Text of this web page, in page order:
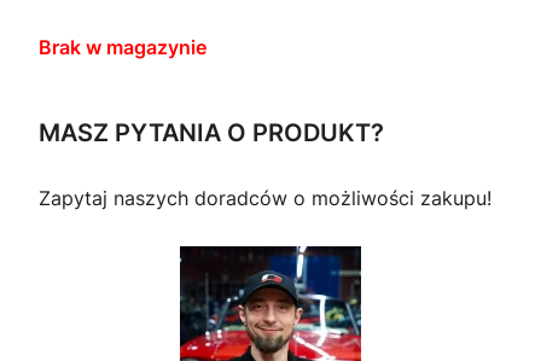
Brak w magazynie
MASZ PYTANIA O PRODUKT?
Zapytaj naszych doradców o możliwości zakupu!